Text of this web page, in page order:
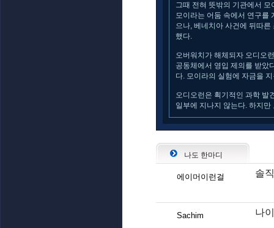
그때 전혀 뜻밖의 기관에서
모이라는 어둠 속에서 연구를
으나, 베네치아 사건에 뒤따
했다.
오버워치가 해체되자 오디오
공동체에서 영입 제의를 받았
다. 모이라의 실험에 자금을
오디오런은 획기적인 과학 발
일부에 지나지 않는다. 하지
나도 한마디
에이머이런걸 솔
Sachim 나